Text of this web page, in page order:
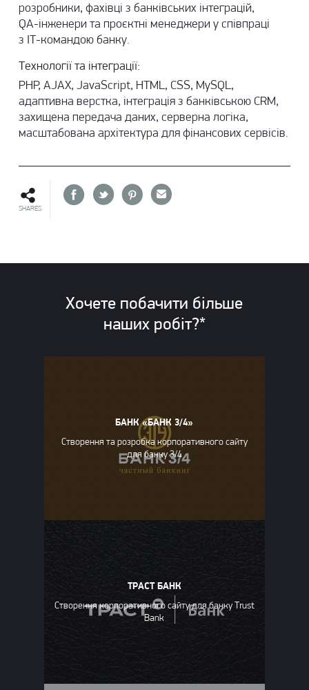
розробники, фахівці з банківських інтеграцій,
QA-інженери та проєктні менеджери у співпраці
з ІТ-командою банку.
Технології та інтеграції:
PHP, AJAX, JavaScript, HTML, CSS, MySQL,
адаптивна верстка, інтеграція з банківською CRM,
захищена передача даних, серверна логіка,
масштабована архітектура для фінансових сервісів.
SHARES
Хочете побачити більше
наших робіт?*
БАНК «БАНК 3/4»
Створення та розробка корпоративного сайту
для банку 3/4
ТРАСТ БАНК
Створення корпоративного сайту для банку Trust
Bank